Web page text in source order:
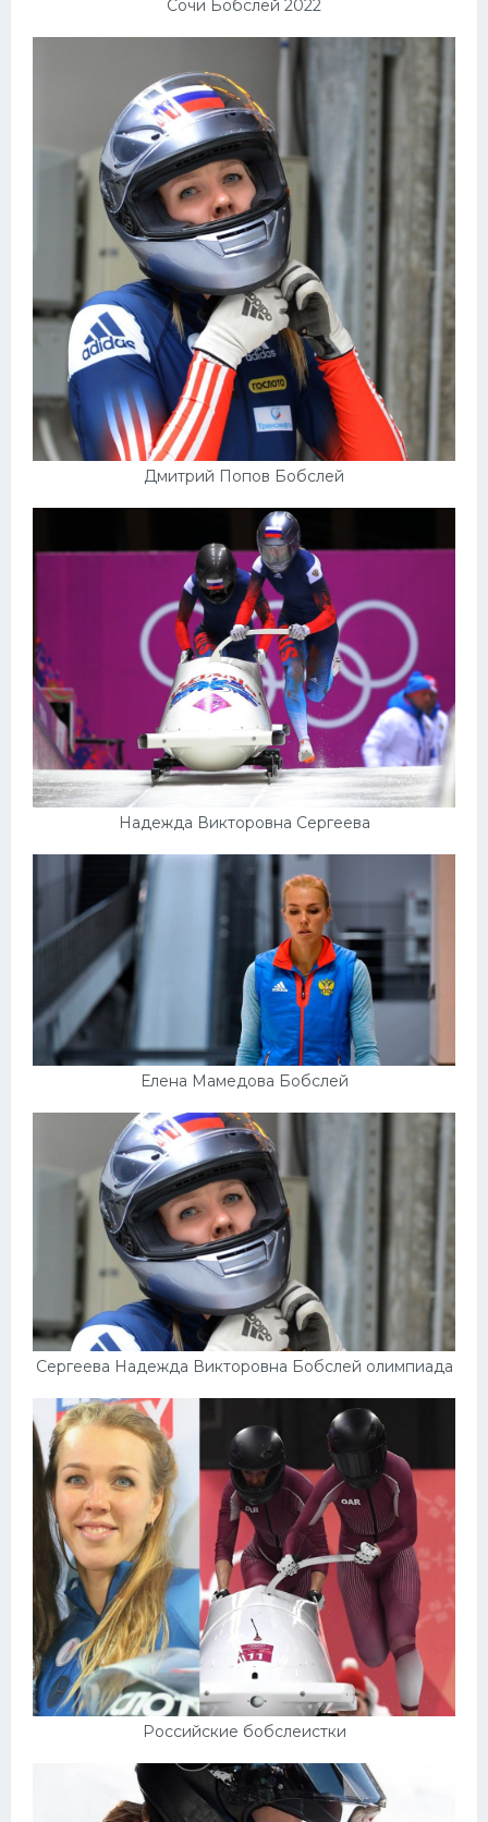
Сочи Бобслей 2022
Дмитрий Попов Бобслей
Надежда Викторовна Сергеева
Елена Мамедова Бобслей
Сергеева Надежда Викторовна Бобслей олимпиада
Российские бобслеистки